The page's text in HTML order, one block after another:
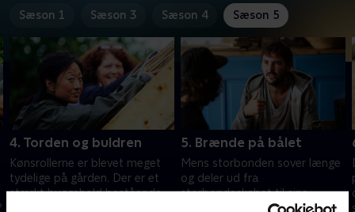
Sæson 1 Sæson 3 Sæson 4 Sæson 5
4. Torden og buldren
Kønsrollerne er blevet meget
tydelige på gården. Der er et
stærkt byggehold bestående
5. Brænde på bålet
Mens storbonden sover længe
og deler ud fra
storbondeskabet til sine
venner, må de andre knokle for